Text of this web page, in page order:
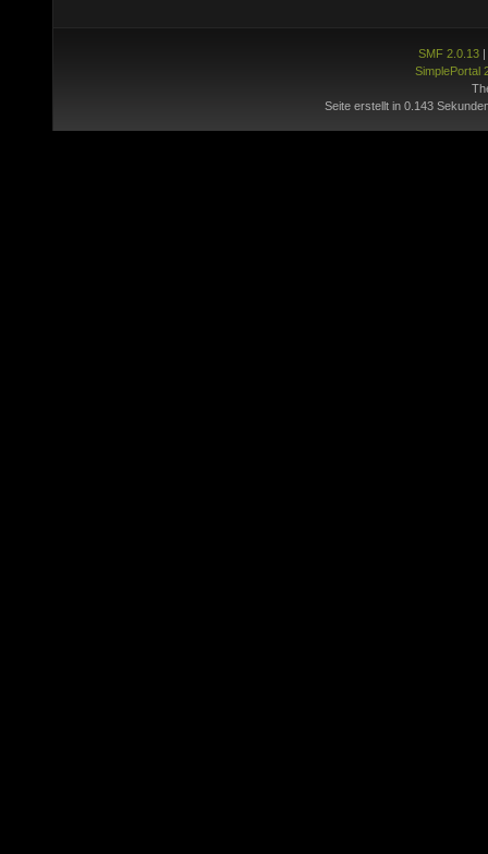
SMF 2.0.13|
SimplePortal
Seite erstellt in 0.143